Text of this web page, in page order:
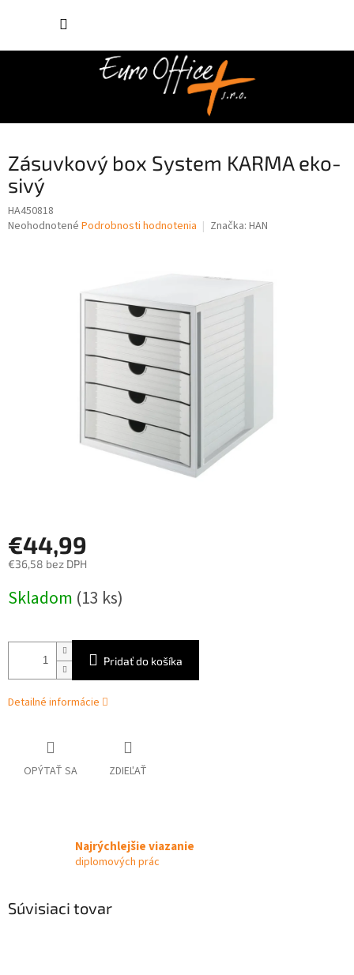
Zásuvkový box System KARMA eko-
sivý
HA450818
Priemerné
Neohodnotené Podrobnosti hodnotenia Značka: HAN
€44,99
€36,58 bez DPH
cena:
Skladom (13 ks)
Pridať do košíka
Detailné informácie
OPÝTAŤ SA ZDIEĽAŤ
Najrýchlejšie viazanie
diplomových prác
Súvisiaci tovar